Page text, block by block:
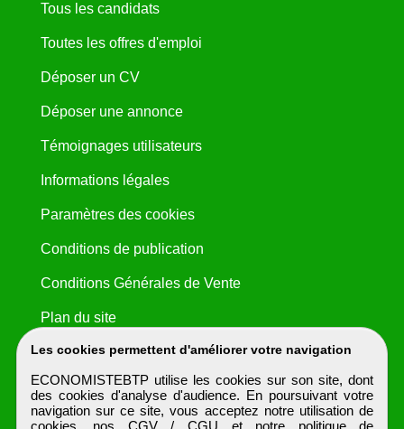
Les cookies permettent d'améliorer votre navigation
ECONOMISTEBTP utilise les cookies sur son site, dont
des cookies d'analyse d'audience. En poursuivant votre
navigation sur ce site, vous acceptez notre utilisation de
cookies, nos CGV / CGU et notre politique de
Tous les candidats
Toutes les offres d'emploi
Déposer un CV
Déposer une annonce
Témoignages utilisateurs
Informations légales
Paramètres des cookies
Conditions de publication
Conditions Générales de Vente
Plan du site